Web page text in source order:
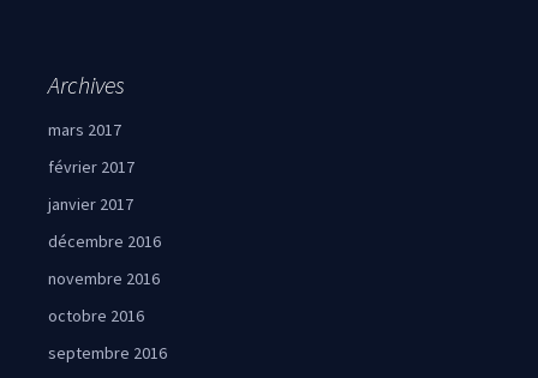
Archives
mars 2017
février 2017
janvier 2017
décembre 2016
novembre 2016
octobre 2016
septembre 2016